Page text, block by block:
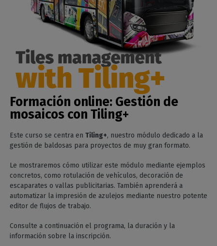
Formación online: Gestión de
mosaicos con Tiling+
Este curso se centra en Tiling+, nuestro módulo dedicado a la
gestión de baldosas para proyectos de muy gran formato.
Le mostraremos cómo utilizar este módulo mediante ejemplos
concretos, como rotulación de vehículos, decoración de
escaparates o vallas publicitarias. También aprenderá a
automatizar la impresión de azulejos mediante nuestro potente
editor de flujos de trabajo.
Consulte a continuación el programa, la duración y la
información sobre la inscripción.